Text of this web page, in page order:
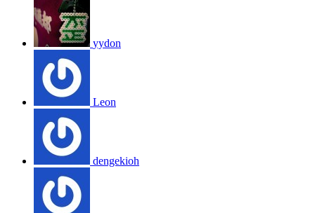
yydon
Leon
dengekioh